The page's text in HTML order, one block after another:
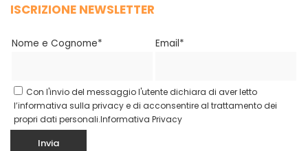
ISCRIZIONE NEWSLETTER
Nome e Cognome* Email*
Con l'invio del messaggio l'utente dichiara di aver letto
l’informativa sulla privacy e di acconsentire al trattamento dei
propri dati personali.Informativa Privacy